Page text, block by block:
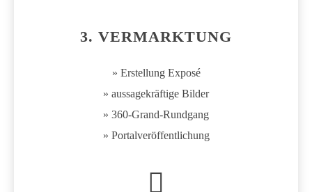
3. VERMARKTUNG
» Erstellung Exposé
» aussagekräftige Bilder
» 360-Grand-Rundgang
» Portalveröffentlichung